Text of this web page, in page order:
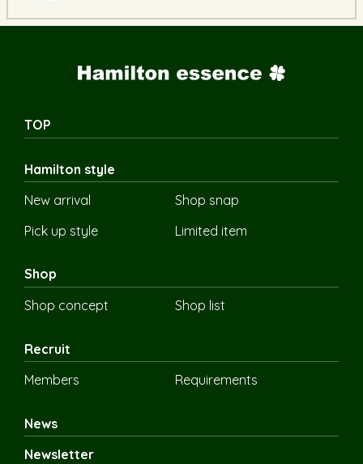
TOP
Hamilton style
New arrival
Shop snap
Pick up style
Limited item
Shop
Shop concept
Shop list
Recruit
Members
Requirements
News
Newsletter